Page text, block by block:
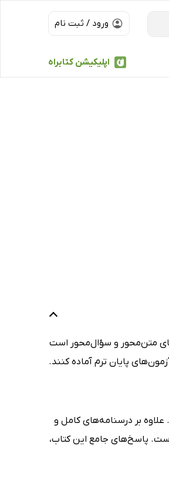
ورود / ثبت نام
اپلیکیشن کتابراه
متن‌محور و سؤال‌محور است
پایان ترم آماده کنند.
بر درسنامه‌های کامل و
پاسخ‌های جامع این کتاب،